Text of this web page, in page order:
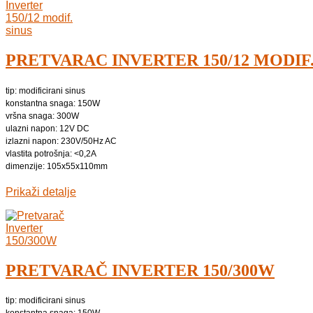
PRETVARAC INVERTER 150/12
tip: modificirani sinus
konstantna snaga: 150W
vršna snaga: 300W
ulazni napon: 12V DC
izlazni napon: 230V/50Hz AC
vlastita potrošnja: <0,2A
dimenzije: 105x55x110mm
Prikaži detalje
PRETVARAČ INVERTER 150/300W
tip: modificirani sinus